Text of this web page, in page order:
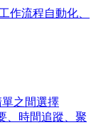
作流程自動化、
之間選擇
、時間追蹤、聚